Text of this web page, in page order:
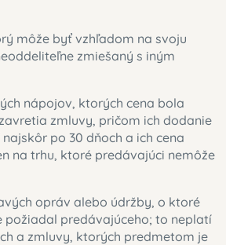
môže byť vzhľadom na svoju
zmiešaný s iným
nápojov, ktorých cena bola
zmluvy, pričom ich dodanie
po 30 dňoch a ich cena
na trhu, ktoré predávajúci nemôže
opráv alebo údržby, o ktoré
požiadal predávajúceho; to neplatí
a zmluvy, ktorých predmetom je